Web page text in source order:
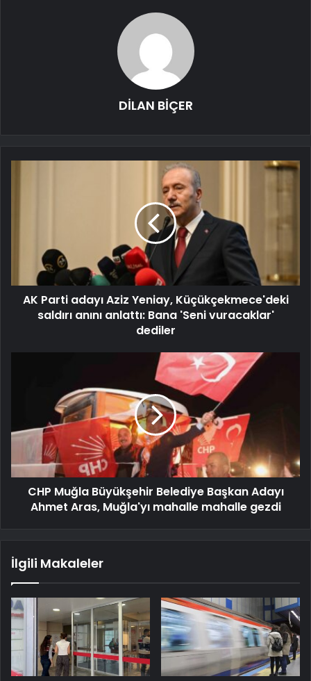
DİLAN BİÇER
AK Parti adayı Aziz Yeniay, Küçükçekmece'deki
saldırı anını anlattı: Bana 'Seni vuracaklar'
dediler
CHP Muğla Büyükşehir Belediye Başkan Adayı
Ahmet Aras, Muğla'yı mahalle mahalle gezdi
İlgili Makaleler